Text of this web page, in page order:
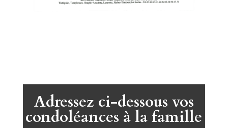
Adressez ci-dessous vos
condoléances à la famille